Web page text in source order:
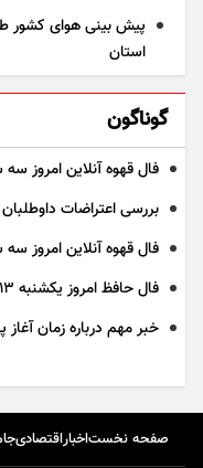
استان
گوناگون
فال قهوه آنلاین امروز سه شنبه ۹
بررسی اعتراضات داوطلبان
فال قهوه آنلاین امروز سه شنبه ۲۹
فال حافظ امروز یکشنبه ۱۳ مهر ۱۴۰۴
خبر مهم درباره زمان آغاز
صفحه نخستاخباراقتصادی